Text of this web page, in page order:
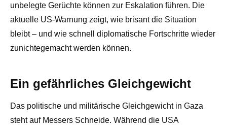
unbelegte Gerüchte können zur Eskalation führen. Die
aktuelle US-Warnung zeigt, wie brisant die Situation
bleibt – und wie schnell diplomatische Fortschritte wieder
zunichtegemacht werden können.
Ein gefährliches Gleichgewicht
Das politische und militärische Gleichgewicht in Gaza
steht auf Messers Schneide. Während die USA